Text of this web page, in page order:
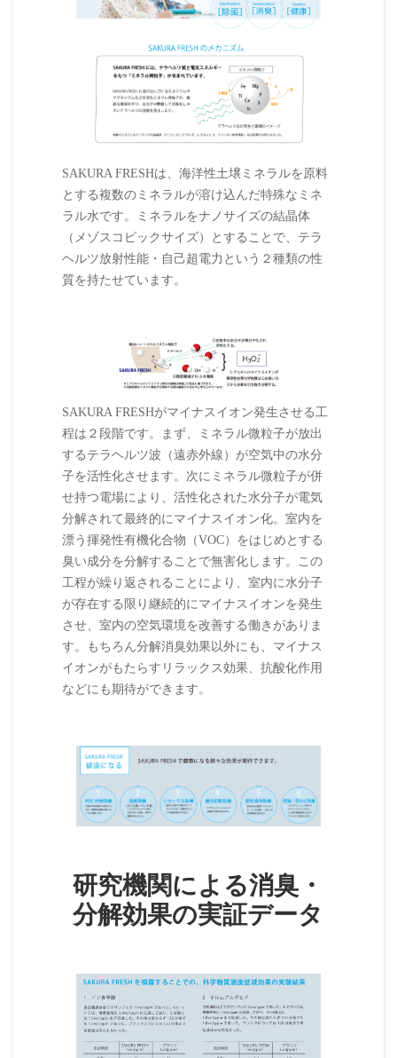
SAKURA FRESHは、海洋性土壌ミネラルを原料
とする複数のミネラルが溶け込んだ特殊なミネ
ラル水です。ミネラルをナノサイズの結晶体
（メゾスコピックサイズ）とすることで、テラ
ヘルツ放射性能・自己超電力という２種類の性
質を持たせています。
SAKURA FRESHがマイナスイオン発生させる工
程は２段階です。まず、ミネラル微粒子が放出
するテラヘルツ波（遠赤外線）が空気中の水分
子を活性化させます。次にミネラル微粒子が併
せ持つ電場により、活性化された水分子が電気
分解されて最終的にマイナスイオン化。室内を
漂う揮発性有機化合物（VOC）をはじめとする
臭い成分を分解することで無害化します。この
工程が繰り返されることにより、室内に水分子
が存在する限り継続的にマイナスイオンを発生
させ、室内の空気環境を改善する働きがありま
す。もちろん分解消臭効果以外にも、マイナス
イオンがもたらすリラックス効果、抗酸化作用
などにも期待ができます。
研究機関による消臭・
分解効果の実証データ